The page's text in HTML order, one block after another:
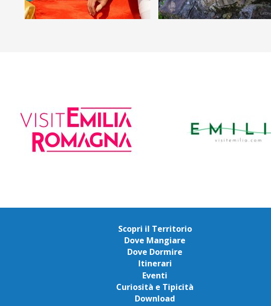
Scopri il Territorio
Dove Mangiare
Dove Dormire
Itinerari
Eventi
Curiosità e Tipicità
Download